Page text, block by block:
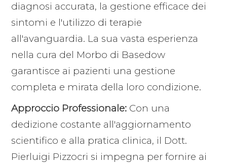
diagnosi accurata, la gestione efficace dei
sintomi e l'utilizzo di terapie
all'avanguardia. La sua vasta esperienza
nella cura del Morbo di Basedow
garantisce ai pazienti una gestione
completa e mirata della loro condizione.
Approccio Professionale: Con una
dedizione costante all'aggiornamento
scientifico e alla pratica clinica, il Dott.
Pierluigi Pizzocri si impegna per fornire ai